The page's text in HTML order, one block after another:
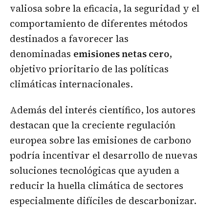
valiosa sobre la eficacia, la seguridad y el
comportamiento de diferentes métodos
destinados a favorecer las
denominadas emisiones netas cero,
objetivo prioritario de las políticas
climáticas internacionales.
Además del interés científico, los autores
destacan que la creciente regulación
europea sobre las emisiones de carbono
podría incentivar el desarrollo de nuevas
soluciones tecnológicas que ayuden a
reducir la huella climática de sectores
especialmente difíciles de descarbonizar.